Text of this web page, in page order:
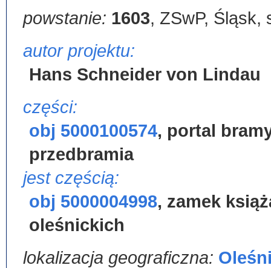
powstanie: 1603, ZSwP, Śląsk,
autor projektu:
Hans Schneider von Lindau
części:
obj 5000100574, portal
przedbramia
jest częścią:
obj 5000004998, zamek
oleśnickich
lokalizacja geograficzna: